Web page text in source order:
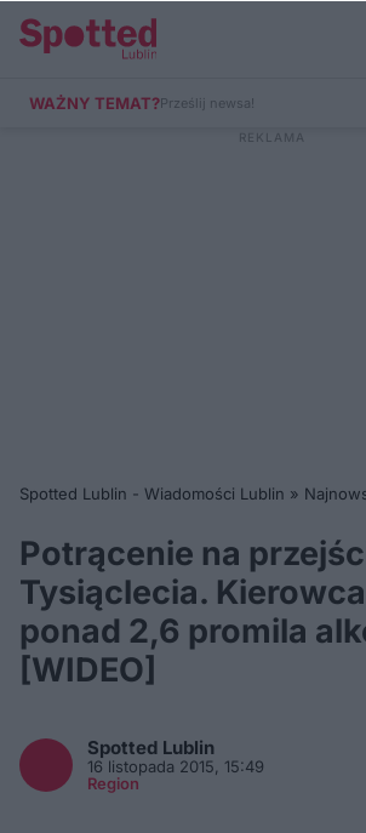
WAŻNY TEMAT?Prześlij newsa!
Spotted Lublin - Wiadomości Lublin »
Potrącenie na
Tysiąclecia. Kierowca
ponad 2,6 promila
[WIDEO]
Spotted Lublin
16 listopada 2015, 15:49
Region